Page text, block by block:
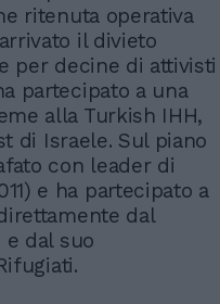
ritenuta operativa
il divieto
per decine di attivisti
partecipato a una
alla Turkish IHH,
di Israele. Sul piano
con leader di
e ha partecipato a
dal
dal suo